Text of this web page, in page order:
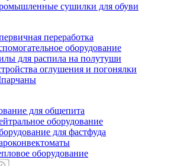
сушилки для обуви
переработка
оборудование
для распила на полутуши
оглушения и погонялки
для общепита
оборудование
для фастфуда
оборудование